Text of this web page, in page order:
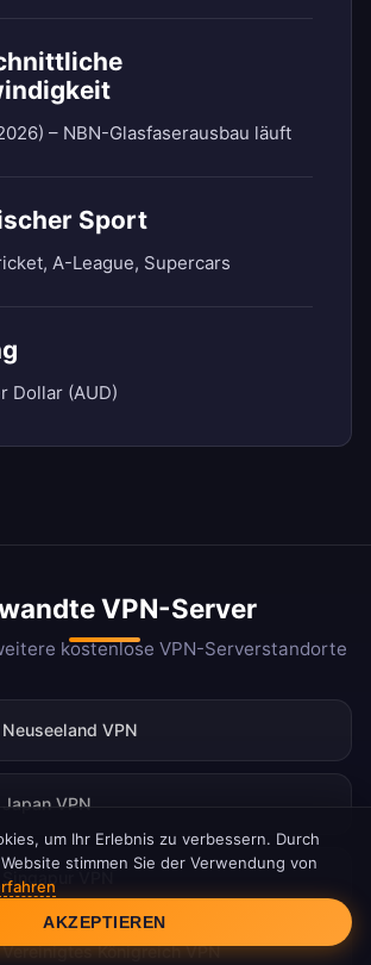
– NBN-Glasfaserausbau läuft
Sport
A-League, Supercars
Dollar (AUD)
VPN-Server
kostenlose VPN-Serverstandorte
VPN
VPN
VPN
Königreich VPN
um Ihr Erlebnis zu verbessern. Durch
stimmen Sie der Verwendung von
AKZEPTIEREN